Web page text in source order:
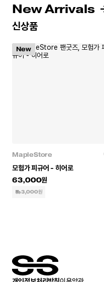
New Arrivals
신상품
New
MapleStore
모험가 피규어 - 히어로
63,000
3,000원